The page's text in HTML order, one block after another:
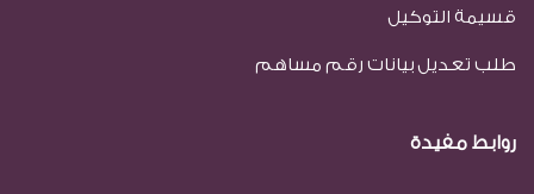
قسيمة التوكيل
طلب تعديل بيانات رقم مساهم
روابط مفيدة